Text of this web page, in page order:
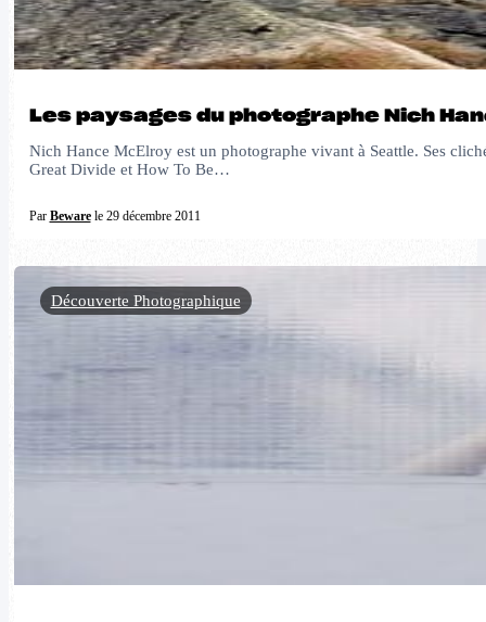
Les paysages du photographe Nich
Nich Hance McElroy est un photographe vivant à Seattle. Ses
Great Divide et How To Be…
Par Bewarele 29 décembre 2011
Découverte Photographique